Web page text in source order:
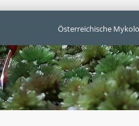
Österreichische